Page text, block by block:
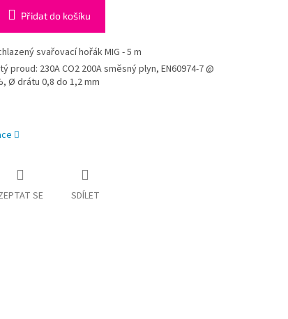
Přidat do košíku
svařovací hořák MIG - 5 m
proud: 230A CO2 200A směsný plyn, EN60974-7 @
Ø drátu 0,8 do 1,2 mm
SE SDÍLET